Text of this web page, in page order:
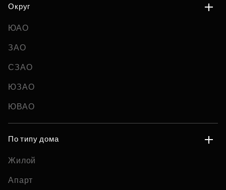
Округ
ЮАО
ЗАО
СЗАО
ЮЗАО
ЮВАО
По типу дома
Жилой
Апарт